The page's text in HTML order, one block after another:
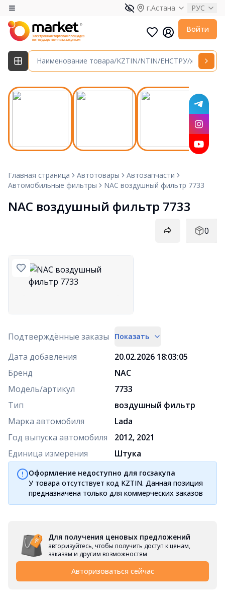
г.Астана РУС
Войти
Главная страница Автотовары
Автозапчасти
Автомобильные фильтры
NAC воздушный фильтр 7733
NAC воздушный фильтр 7733
0
Подтверждённые заказы Показать
Дата добавления
20.02.2026 18:03:05
Бренд
NAC
Модель/артикул
7733
Тип
воздушный фильтр
Марка автомобиля
Lada
Год выпуска автомобиля
2012, 2021
Единица измерения
Штука
Оформление недоступно для госзакупа
У товара отсутствует код KZTIN. Данная позиция
предназначена только для коммерческих заказов
Для получения ценовых предложений
авторизуйтесь, чтобы получить доступ к ценам,
заказам и другим возможностям
Авторизоваться сейчас